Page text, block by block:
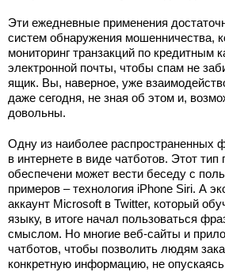
Эти ежедневные применения
систем обнаружения мошенничества,
мониторинг транзакций по кредитным
электронной почты, чтобы спам не
ящик. Вы, наверное, уже
даже сегодня, не зная об этом и,
довольны.
Одну из наиболее распространенных
в интернете в виде чатботов. Этот тип
обеспечени может вести беседу с
примеров – технология iPhone Siri. А
аккаунт Microsoft в Twitter, который
языку, в итоге начал пользоваться
смыслом. Но многие веб-сайты и
чатботов, чтобы позволить людям
конкретную информацию, не